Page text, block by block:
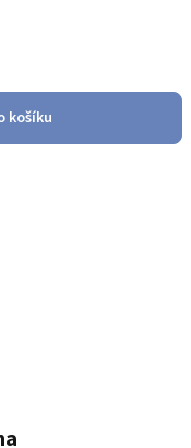
košíku